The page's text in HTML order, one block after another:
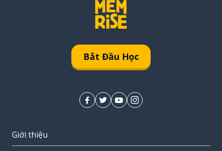
Bắt Đầu Học
Giới thiệu